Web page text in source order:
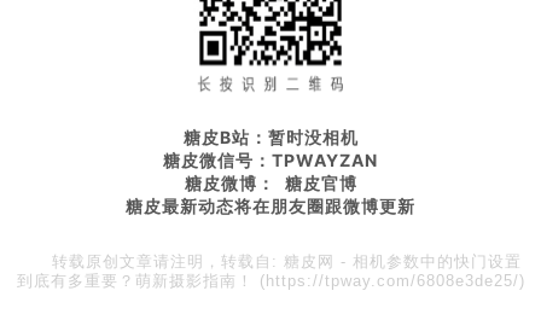
糖皮B站：暂时没相机
糖皮微信号：TPWAYZAN
糖皮微博： 糖皮官博
糖皮最新动态将在朋友圈跟微博更新
转载原创文章请注明，转载自: 糖皮网 - 相机参数中的快门设置
到底有多重要？萌新摄影指南！ (https://tpway.com/6808e3de25/)